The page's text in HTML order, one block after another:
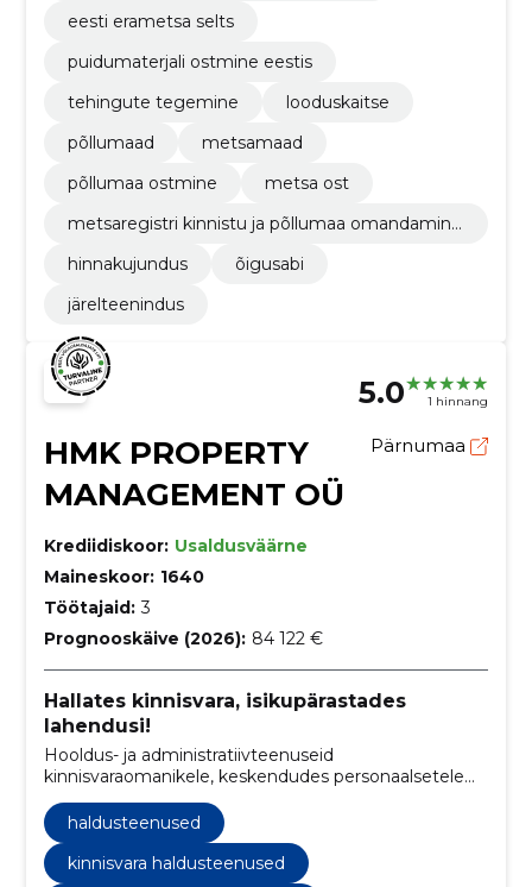
eesti erametsa selts
puidumaterjali ostmine eestis
tehingute tegemine
looduskaitse
põllumaad
metsamaad
põllumaa ostmine
metsa ost
metsaregistri kinnistu ja põllumaa omandamine
hinnakujundus
õigusabi
järelteenindus
5.0 1 hinnang
HMK PROPERTY
MANAGEMENT OÜ
Pärnumaa
Krediidiskoor: Usaldusväärne
Maineskoor: 1640
Töötajaid: 3
Prognooskäive (2026): 84 122 €
Hallates kinnisvara, isikupärastades
lahendusi!
Hooldus- ja administratiivteenuseid
kinnisvaraomanikele, keskendudes personaalsetele
haldusteenused
kinnisvara haldusteenused